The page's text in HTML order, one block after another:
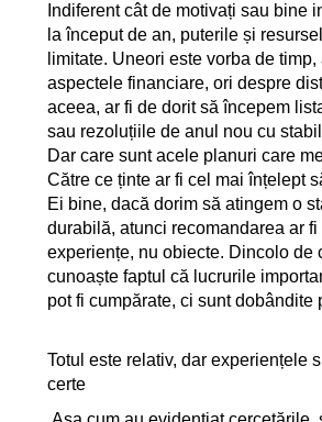
Indiferent cât de motivați sau bine
la început de an, puterile și
limitate. Uneori este vorba de
aspectele financiare, ori despre
aceea, ar fi de dorit să începem
sau rezoluțiile de anul nou cu
Dar care sunt acele planuri care
Către ce ținte ar fi cel mai înțelept
Ei bine, dacă dorim să atingem o
durabilă, atunci recomandarea ar fi
experiențe, nu obiecte. Dincolo de
cunoaște faptul că lucrurile
pot fi cumpărate, ci sunt dobândite
Totul este relativ, dar experiențele
certe